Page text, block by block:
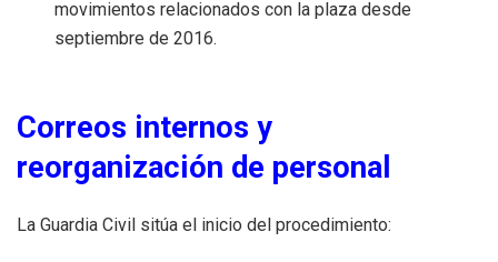
movimientos relacionados con la plaza desde
septiembre de 2016.
Correos internos y
reorganización de personal
La Guardia Civil sitúa el inicio del procedimiento: